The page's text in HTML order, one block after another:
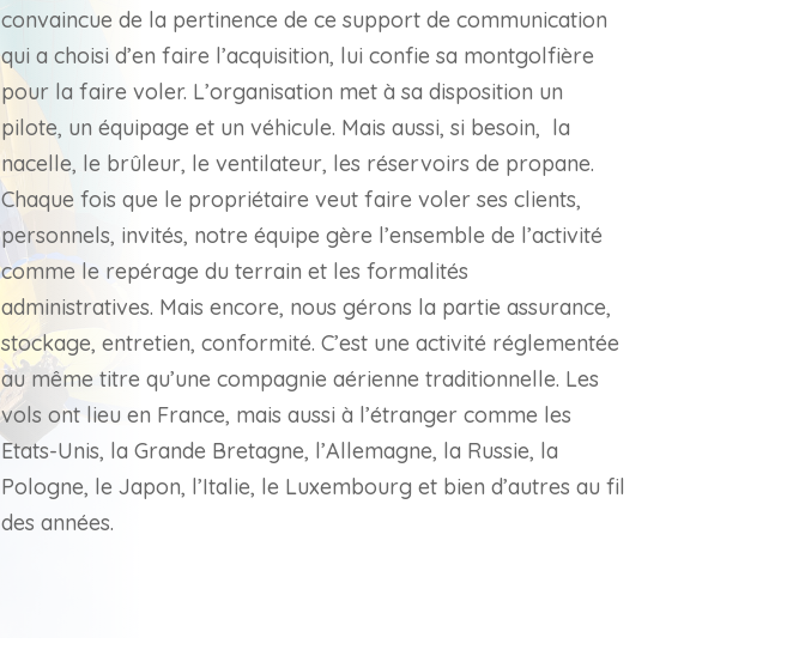
convaincue de la pertinence de ce support de communication
qui a choisi d’en faire l’acquisition, lui confie sa montgolfière
pour la faire voler. L’organisation met à sa disposition un
pilote, un équipage et un véhicule. Mais aussi, si besoin, la
nacelle, le brûleur, le ventilateur, les réservoirs de propane.
Chaque fois que le propriétaire veut faire voler ses clients,
personnels, invités, notre équipe gère l’ensemble de l’activité
comme le repérage du terrain et les formalités
administratives. Mais encore, nous gérons la partie assurance,
stockage, entretien, conformité. C’est une activité réglementée
au même titre qu’une compagnie aérienne traditionnelle. Les
vols ont lieu en France, mais aussi à l’étranger comme les
Etats-Unis, la Grande Bretagne, l’Allemagne, la Russie, la
Pologne, le Japon, l’Italie, le Luxembourg et bien d’autres au fil
des années.